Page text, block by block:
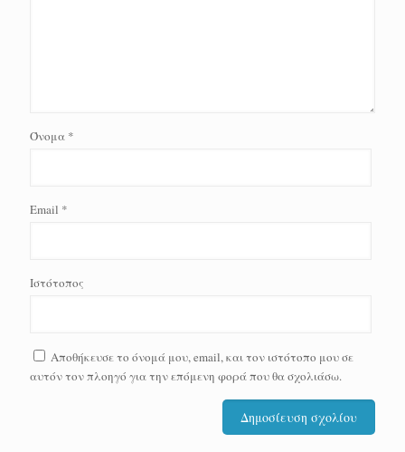
Όνομα *
Email *
Ιστότοπος
Αποθήκευσε το όνομά μου, email, και τον ιστότοπο μου σε
αυτόν τον πλοηγό για την επόμενη φορά που θα σχολιάσω.